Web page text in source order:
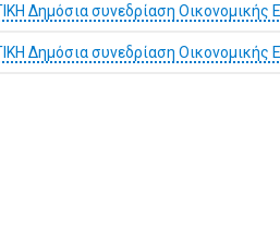
Δημόσια συνεδρίαση Οικονομικής
Δημόσια συνεδρίαση Οικονομικής